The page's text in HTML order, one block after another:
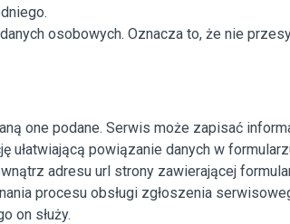
osobowych. Oznacza to, że nie
one podane. Serwis może zapisać
ułatwiającą powiązanie danych w
adresu url strony zawierającej
procesu obsługi zgłoszenia
on służy.